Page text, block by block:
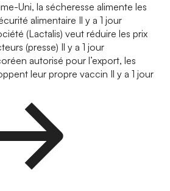
Uni, la sécheresse alimente les
alimentaire Il y a 1 jour
(Lactalis) veut réduire les prix
(presse) Il y a 1 jour
autorisé pour l’export, les
leur propre vaccin Il y a 1 jour